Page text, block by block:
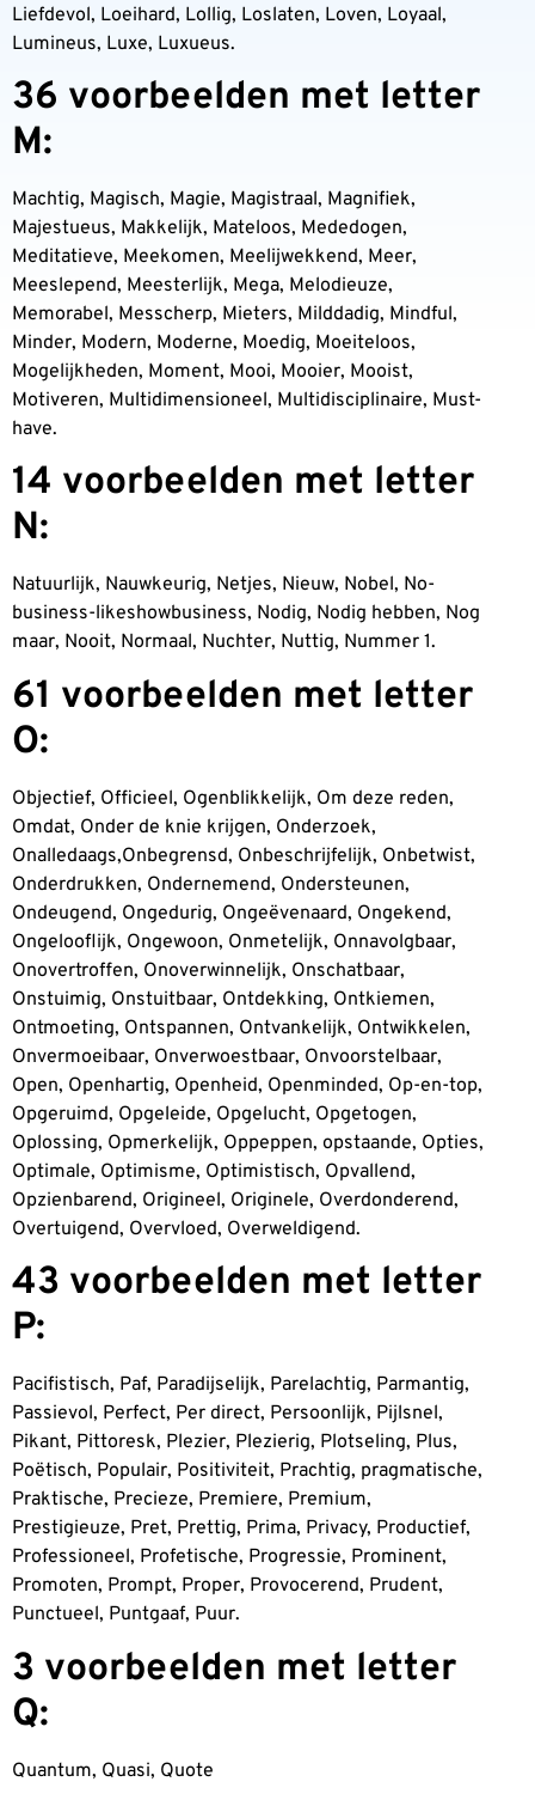
Liefdevol, Loeihard, Lollig, Loslaten, Loven, Loyaal,
Lumineus, Luxe, Luxueus.
36 voorbeelden met letter
M:
Machtig, Magisch, Magie, Magistraal, Magnifiek,
Majestueus, Makkelijk, Mateloos, Mededogen,
Meditatieve, Meekomen, Meelijwekkend, Meer,
Meeslepend, Meesterlijk, Mega, Melodieuze,
Memorabel, Messcherp, Mieters, Milddadig, Mindful,
Minder, Modern, Moderne, Moedig, Moeiteloos,
Mogelijkheden, Moment, Mooi, Mooier, Mooist,
Motiveren, Multidimensioneel, Multidisciplinaire, Must-
have.
14 voorbeelden met letter
N:
Natuurlijk, Nauwkeurig, Netjes, Nieuw, Nobel, No-
business-likeshowbusiness, Nodig, Nodig hebben, Nog
maar, Nooit, Normaal, Nuchter, Nuttig, Nummer 1.
61 voorbeelden met letter
O:
Objectief, Officieel, Ogenblikkelijk, Om deze reden,
Omdat, Onder de knie krijgen, Onderzoek,
Onalledaags,Onbegrensd, Onbeschrijfelijk, Onbetwist,
Onderdrukken, Ondernemend, Ondersteunen,
Ondeugend, Ongedurig, Ongeëvenaard, Ongekend,
Ongelooflijk, Ongewoon, Onmetelijk, Onnavolgbaar,
Onovertroffen, Onoverwinnelijk, Onschatbaar,
Onstuimig, Onstuitbaar, Ontdekking, Ontkiemen,
Ontmoeting, Ontspannen, Ontvankelijk, Ontwikkelen,
Onvermoeibaar, Onverwoestbaar, Onvoorstelbaar,
Open, Openhartig, Openheid, Openminded, Op-en-top,
Opgeruimd, Opgeleide, Opgelucht, Opgetogen,
Oplossing, Opmerkelijk, Oppeppen, opstaande, Opties,
Optimale, Optimisme, Optimistisch, Opvallend,
Opzienbarend, Origineel, Originele, Overdonderend,
Overtuigend, Overvloed, Overweldigend.
43 voorbeelden met letter
P:
Pacifistisch, Paf, Paradijselijk, Parelachtig, Parmantig,
Passievol, Perfect, Per direct, Persoonlijk, Pijlsnel,
Pikant, Pittoresk, Plezier, Plezierig, Plotseling, Plus,
Poëtisch, Populair, Positiviteit, Prachtig, pragmatische,
Praktische, Precieze, Premiere, Premium,
Prestigieuze, Pret, Prettig, Prima, Privacy, Productief,
Professioneel, Profetische, Progressie, Prominent,
Promoten, Prompt, Proper, Provocerend, Prudent,
Punctueel, Puntgaaf, Puur.
3 voorbeelden met letter
Q:
Quantum, Quasi, Quote